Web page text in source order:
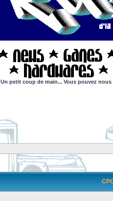
Un petit coup de main... Vous pouvez